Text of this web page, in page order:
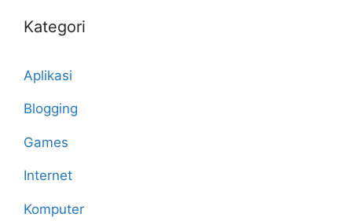
Kategori
Aplikasi
Blogging
Games
Internet
Komputer